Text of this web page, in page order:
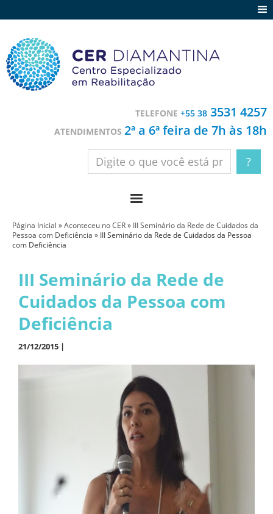
Contato
TELEFONE +55 38 3531 4257
ATENDIMENTOS 2ª a 6ª feira de 7h às 18h
Página Inicial »Aconteceu no CER» III Seminário da Rede de Cuidados da
Pessoa com Deficiência » III Seminário da Rede de Cuidados da Pessoa
com Deficiência
III Seminário da Rede de
Cuidados da Pessoa com
Deficiência
21/12/2015 |